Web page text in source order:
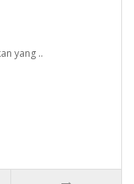
yang ..